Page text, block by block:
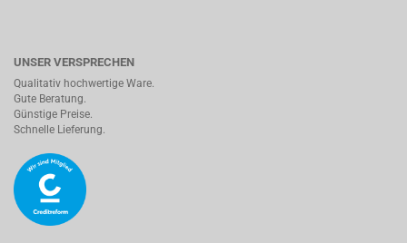
UNSER VERSPRECHEN
Qualitativ hochwertige Ware.
Gute Beratung.
Günstige Preise.
Schnelle Lieferung.